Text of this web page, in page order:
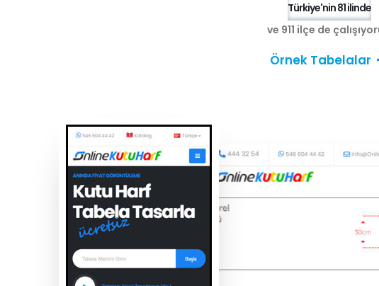
Türkiye'nin 81 ilinde
ve 911 ilçe de
Örnek Tabelalar